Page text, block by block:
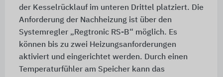
der Kesselrücklauf im unteren Drittel platziert. Die
Anforderung der Nachheizung ist über den
Systemregler „Regtronic RS-B“ möglich. Es
können bis zu zwei Heizungsanforderungen
aktiviert und eingerichtet werden. Durch einen
Temperaturfühler am Speicher kann das